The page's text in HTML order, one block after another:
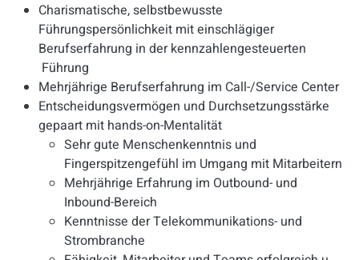
Charismatische, selbstbewusste
Führungspersönlichkeit mit einschlägiger
Berufserfahrung in der kennzahlengesteuerten
Führung
Mehrjährige Berufserfahrung im Call-/Service Center
Entscheidungsvermögen und Durchsetzungsstärke
gepaart mit hands-on-Mentalität
Sehr gute Menschenkenntnis und
Fingerspitzengefühl im Umgang mit Mitarbeitern
Mehrjährige Erfahrung im Outbound- und
Inbound-Bereich
Kenntnisse der Telekommunikations- und
Strombranche